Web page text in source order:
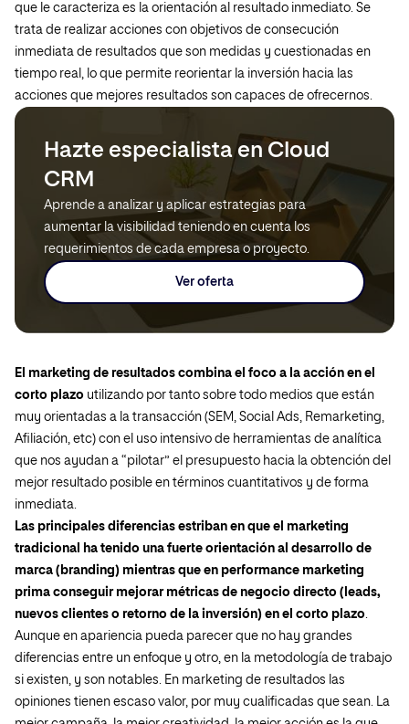
que le caracteriza es la orientación al resultado inmediato. Se
trata de realizar acciones con objetivos de consecución
inmediata de resultados que son medidas y cuestionadas en
tiempo real, lo que permite reorientar la inversión hacia las
acciones que mejores resultados son capaces de ofrecernos.
Hazte especialista en Cloud
CRM
Aprende a analizar y aplicar estrategias para
aumentar la visibilidad teniendo en cuenta los
requerimientos de cada empresa o proyecto.
Ver oferta
El marketing de resultados combina el foco a la acción en el
corto plazo utilizando por tanto sobre todo medios que están
muy orientadas a la transacción (SEM, Social Ads, Remarketing,
Afiliación, etc) con el uso intensivo de herramientas de analítica
que nos ayudan a “pilotar” el presupuesto hacia la obtención del
mejor resultado posible en términos cuantitativos y de forma
inmediata.
Las principales diferencias estriban en que el marketing
tradicional ha tenido una fuerte orientación al desarrollo de
marca ( branding) mientras que en performance marketing
prima conseguir mejorar métricas de negocio directo (leads,
nuevos clientes o retorno de la inversión) en el corto plazo.
Aunque en apariencia pueda parecer que no hay grandes
diferencias entre un enfoque y otro, en la metodología de trabajo
si existen, y son notables. En marketing de resultados las
opiniones tienen escaso valor, por muy cualificadas que sean. La